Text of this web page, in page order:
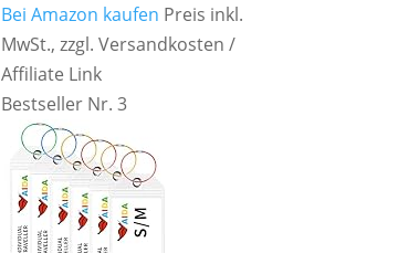
Bei Amazon kaufen Preis inkl.
MwSt., zzgl. Versandkosten /
Affiliate Link
Bestseller Nr. 3